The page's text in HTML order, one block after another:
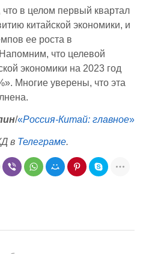
в целом первый квартал
китайской экономики, и
ее роста в
что целевой
экономики на 2023 год
Многие уверены, что эта
/«Россия-Китай: главное»
в Телеграме.